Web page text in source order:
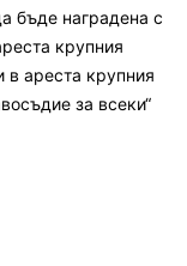
бъде наградена с
крупния
ареста крупния
за всеки“